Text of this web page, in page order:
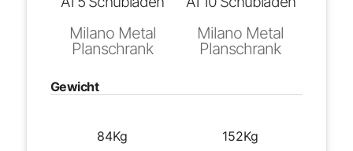
Milano Metal
Planschrank
Milano Metal
Planschrank
Gewicht
84Kg 152Kg